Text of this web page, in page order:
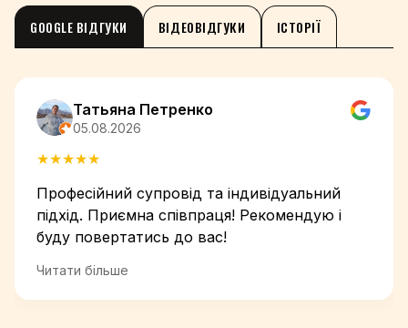
GOOGLE ВІДГУКИ ВІДЕОВІДГУКИ ІСТОРІЇ
Татьяна Петренко
05.08.2026
★★★★★
Професійний супровід та індивідуальний
підхід. Приємна співпраця! Рекомендую і
буду повертатись до вас!
Читати більше